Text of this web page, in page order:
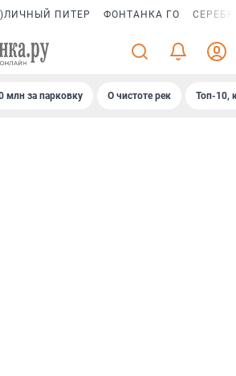
ПИТЕР ФОНТАНКА ГО
млн за парковку О чистоте рек Топ-10,